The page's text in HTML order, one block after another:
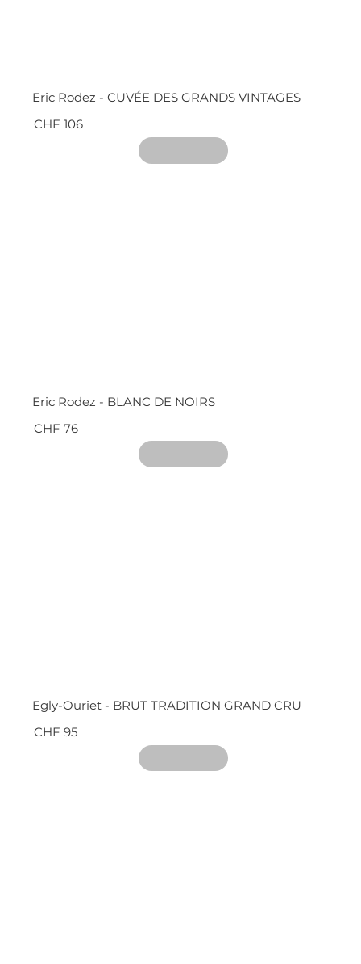
Eric Rodez - CUVÉE DES GRANDS VINTAGES
CHF 106
Eric Rodez - BLANC DE NOIRS
CHF 76
Egly-Ouriet - BRUT TRADITION GRAND CRU
CHF 95